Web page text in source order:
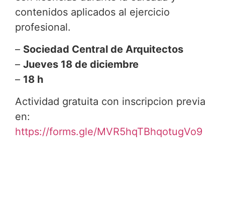
contenidos aplicados al ejercicio
profesional.
– Sociedad Central de Arquitectos
– Jueves 18 de diciembre
– 18 h
Actividad gratuita con inscripcion previa
en:
https://forms.gle/MVR5hqTBhqotugVo9